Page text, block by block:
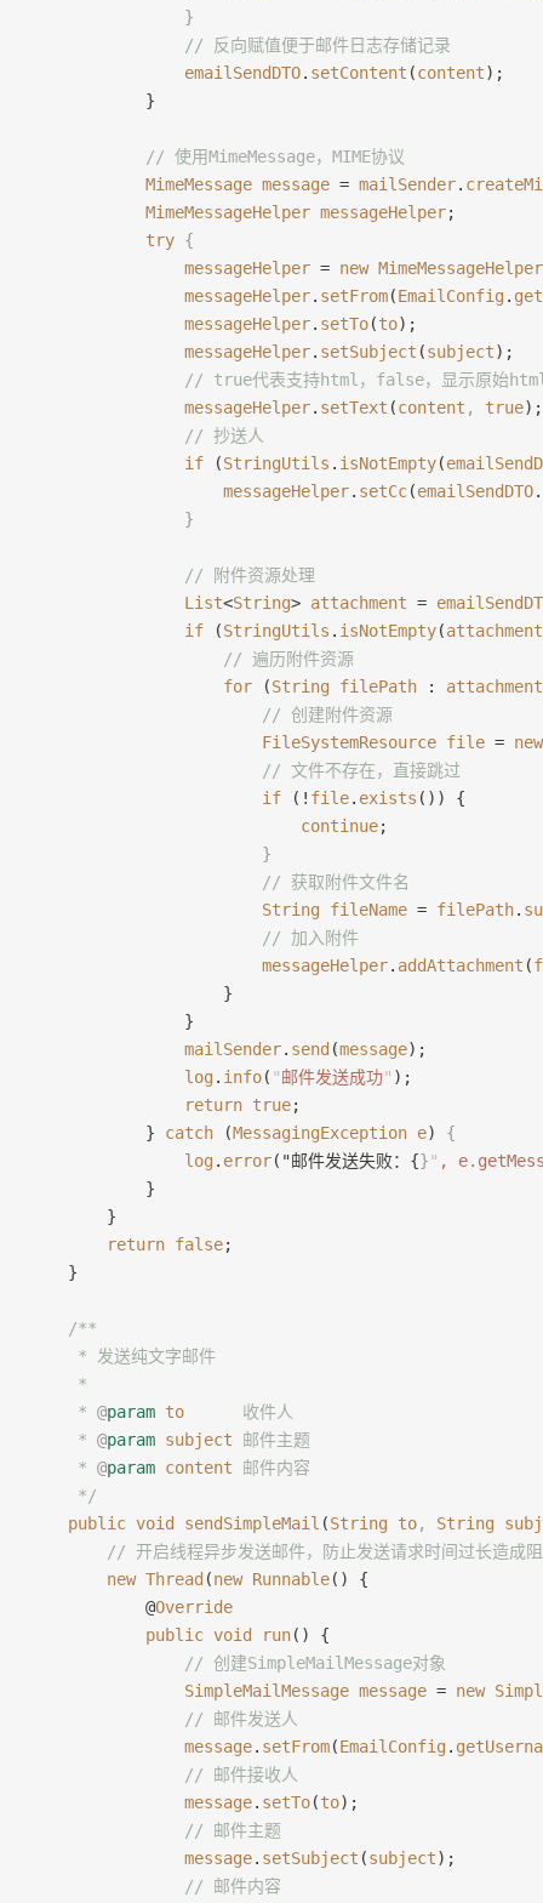
                }
                // 反向赋值便于邮件日志存储记录
                emailSendDTO
. setContent (content);
            }
            // 使用MimeMessage，MIME协议
            MimeMessage
message = mailSender.
            MimeMessageHelper
messageHelper;
            try
{
                messageHelper
= new MimeMessageHelper
                messageHelper
. setFrom(EmailConfig .
                messageHelper
. setTo(to);
                messageHelper
. setSubject (subject);
// true代表支持html，false，显示原始
                messageHelper
. setText (content , true);
                // 抄送人
                if
(StringUtils . isNotEmpty(
                    messageHelper
. setCc(emailSendDTO.
                }
                // 附件资源处理
                List
<String> attachment =
                if
(StringUtils . isNotEmpty(attachment
                    // 遍历附件资源
                    for
(String filePath : attachment
                        // 创建附件资源
                        FileSystemResource
file = new
                        // 文件不存在，直接跳过
                        if
(! file. exists ()) {
                            continue
;
                        }
                        // 获取附件文件名
                        String
fileName = filePath.
                        // 加入附件
                        messageHelper
. addAttachment (
                    }
                }
                mailSender
. send (message);
                log
. info( "邮件发送成功" );
                return
true;
            }
catch (MessagingException e) {
                log
. error("邮件发送失败：{}" ,
            }
        }
        return
false;
    }
    /**
     * 发送纯文字邮件
     *
     *
@param to
      收件人
     *
@param subject 邮件主题
     *
@param content 邮件内容
     */
    public
void sendSimpleMail (String to, String
// 开启线程异步发送邮件，防止发送请求时间过长造成
        new
Thread (new Runnable() {
            @
Override
            public
void run() {
                // 创建SimpleMailMessage对象
                SimpleMailMessage
message = new
                // 邮件发送人
                message
. setFrom(EmailConfig .
                // 邮件接收人
                message
. setTo(to);
                // 邮件主题
                message
. setSubject (subject);
                // 邮件内容